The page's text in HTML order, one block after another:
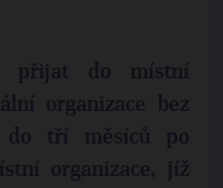
přijat do místní
organizace bez
do tří měsíců po
organizace, jíž